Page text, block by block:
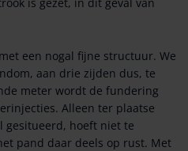
een nogal fijne structuur. We
aan drie zijden dus, te
meter wordt de fundering
Alleen ter plaatse
gesitueerd, hoeft niet te
pand daar deels op rust. Met